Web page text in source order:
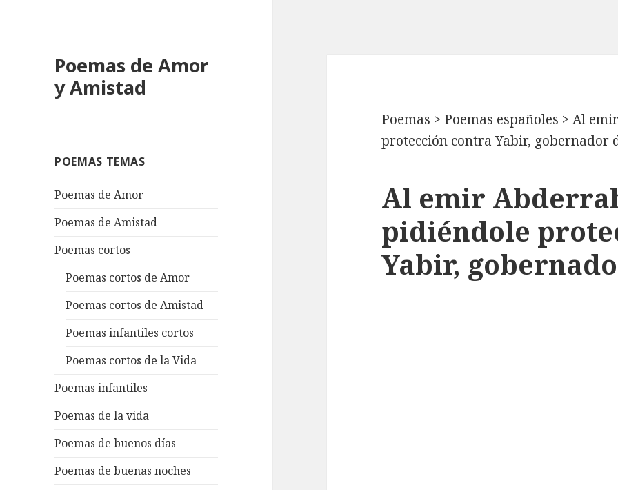
Poemas de Amor
y Amistad
POEMAS TEMAS
Poemas de Amor
Poemas de Amistad
Poemas cortos
Poemas cortos de Amor
Poemas cortos de Amistad
Poemas infantiles cortos
Poemas cortos de la Vida
Poemas infantiles
Poemas de la vida
Poemas de buenos días
Poemas de buenas noches
Poemas > Poemas españoles >Al
protección contra Yabir, gobernador
Al emir
pidiéndole
Yabir,